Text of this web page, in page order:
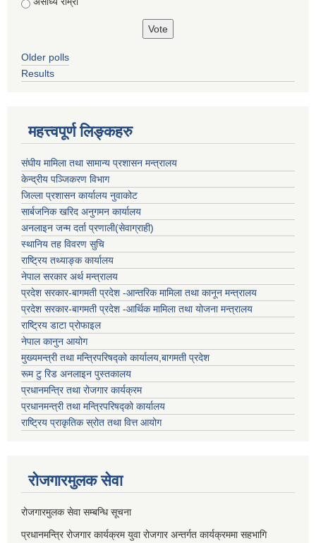
Older polls
Results
महत्त्वपूर्ण लिङ्कहरु
संघीय मामिला तथा सामान्य प्रशासन मन्त्रालय
केन्द्रीय पञ्जिकरण विभाग
जिल्ला प्रशासन कार्यालय नुवाकोट
सार्बजनिक खरिद अनुगमन कार्यालय
अनलाइन जन्म दर्ता प्रणाली(सेवाग्राही)
स्थानिय तह विवरण सुचि
राष्ट्रिय तथ्याङ्क कार्यालय
नेपाल सरकार अर्थ मन्त्रालय
प्रदेश सरकार-बागमती प्रदेश -आन्तरिक मामिला तथा कानून मन्त्रालय
प्रदेश सरकार-बागमती प्रदेश -आर्थिक मामिला तथा योजना मन्त्रालय
राष्ट्रिय डाटा प्रोफाइल
नेपाल कानुन आयोग
मुख्यमन्त्री तथा मन्त्रिपरिषद्को कार्यालय,बागमती प्रदेश
रूम टु रिड अनलाइन पुस्तकालय
प्रधानमन्त्रि तथा रोजगार कार्यक्रम
प्रधानमन्त्री तथा मन्त्रिपरिषद्को कार्यालय
राष्ट्रिय प्राकृतिक स्रोत तथा वित्त आयोग
रोजगारमुलक सेवा
रोजगारमुलक सेवा सम्बन्धि सूचना
प्रधानमन्त्रि रोजगार कार्यक्रम युवा रोजगार अन्तर्गत कार्यक्रममा सहभागि